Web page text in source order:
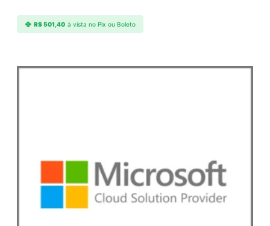
R$501,40 à vista no Pix ou Boleto